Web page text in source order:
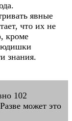
явные
что их не
кроме
знания.
102
может это